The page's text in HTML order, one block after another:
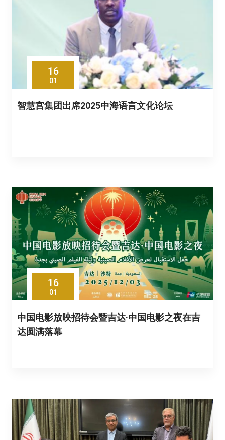
16
01
智慧宫集团出席2025中海语言文化论坛
16
01
中国电影放映招待会暨吉达·中国电影之夜在吉
达圆满落幕